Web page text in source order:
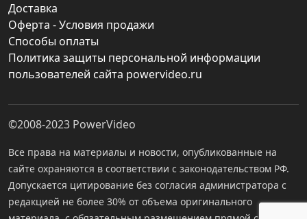
Доставка
Оферта - Условия продажи
Способы оплаты
Политика защиты персональной информации
пользователей сайта powervideo.ru
©2008-2023 PowerVideo
Все права на материалы и новости, опубликованные на
сайте охраняются в соответствии с законодательством РФ.
Допускается цитирование без согласия администратора с
редакцией не более 30% от объема оригинального